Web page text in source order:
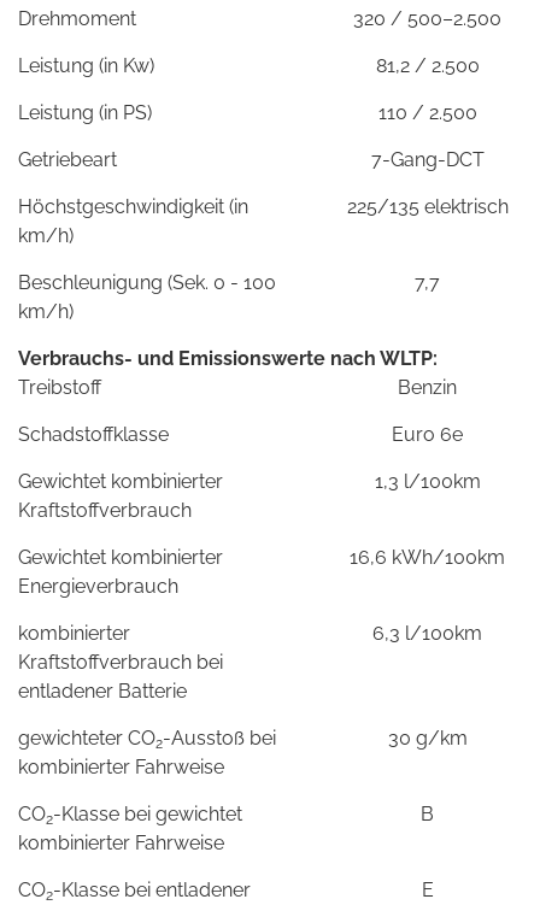
Drehmoment 320 / 500–2.500
Leistung (in Kw) 81,2 / 2.500
Leistung (in PS) 110 / 2.500
Getriebeart 7-Gang-DCT
Höchstgeschwindigkeit (in
km/h)
225/135 elektrisch
Beschleunigung (Sek. 0 - 100
km/h)
7,7
Verbrauchs- und Emissionswerte nach WLTP:
Treibstoff
Benzin
Schadstoffklasse Euro 6e
Gewichtet kombinierter
Kraftstoffverbrauch
1,3 l/100km
Gewichtet kombinierter
Energieverbrauch
16,6 kWh/100km
kombinierter
Kraftstoffverbrauch bei
entladener Batterie
6,3 l/100km
gewichteter CO2-Ausstoß bei
kombinierter Fahrweise
30 g/km
CO2-Klasse bei gewichtet
kombinierter Fahrweise
B
CO2-Klasse bei entladener
E